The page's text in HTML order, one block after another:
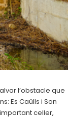
l’obstacle que
Es Caülls i Son
celler,